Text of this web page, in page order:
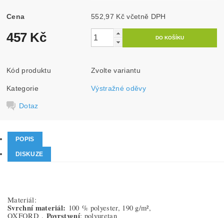
Cena 552,97 Kč včetně DPH
457 Kč
Kód produktu Zvolte variantu
Kategorie Výstražné oděvy
Dotaz
POPIS
DISKUZE
Materiál:
Svrchní materiál: 100 % polyester, 190 g/m²,
OXFORD , Povrstvení: polyuretan